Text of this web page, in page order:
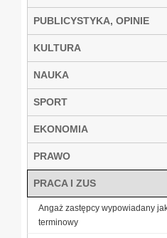
PUBLICYSTYKA, OPINIE
KULTURA
NAUKA
SPORT
EKONOMIA
PRAWO
PRACA I ZUS
Angaż zastępcy wypowiadany
terminowy